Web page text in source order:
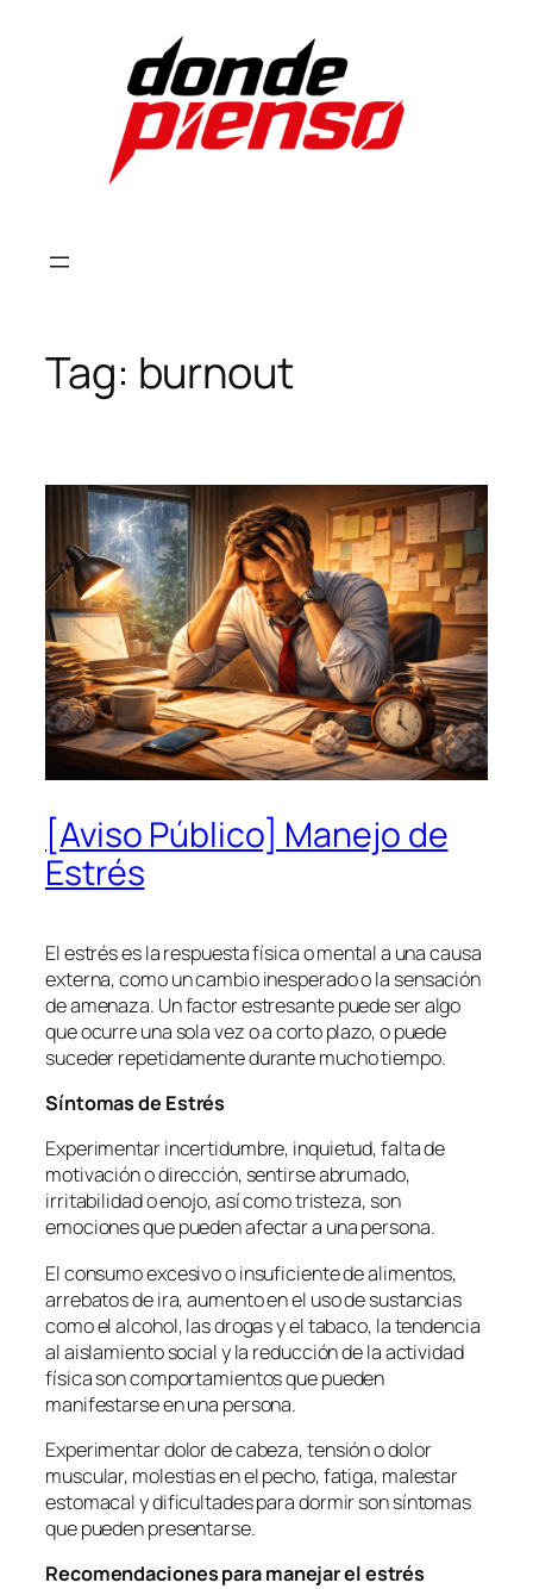
Tag: burnout
[Aviso Público] Manejo de
Estrés
El estrés es la respuesta física o mental a una causa
externa, como un cambio inesperado o la sensación
de amenaza. Un factor estresante puede ser algo
que ocurre una sola vez o a corto plazo, o puede
suceder repetidamente durante mucho tiempo.
Síntomas de Estrés
Experimentar incertidumbre, inquietud, falta de
motivación o dirección, sentirse abrumado,
irritabilidad o enojo, así como tristeza, son
emociones que pueden afectar a una persona.
El consumo excesivo o insuficiente de alimentos,
arrebatos de ira, aumento en el uso de sustancias
como el alcohol, las drogas y el tabaco, la tendencia
al aislamiento social y la reducción de la actividad
física son comportamientos que pueden
manifestarse en una persona.
Experimentar dolor de cabeza, tensión o dolor
muscular, molestias en el pecho, fatiga, malestar
estomacal y dificultades para dormir son síntomas
que pueden presentarse.
Recomendaciones para manejar el estrés